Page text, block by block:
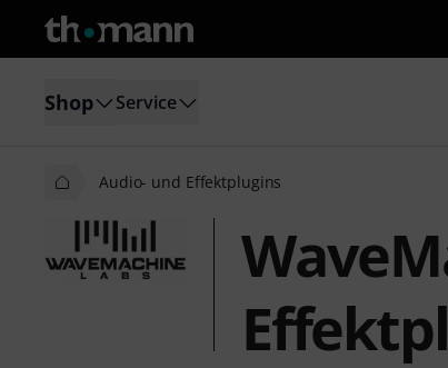
Shop Service
Audio- und Effektplugins